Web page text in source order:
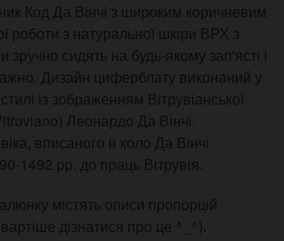
Код Да Вінчі з широким коричневим
роботи з натуральної шкіри ВРХ з
зручно сидять на будь-якому зап'ясті і
Дизайн циферблату виконаний у
із зображенням Вітрувіанської
Леонардо Да Вінчі.
вписаного в коло Да Вінчі
1492 рр. до праць Вітрувія.
містять описи пропорцій
дізнатися про це ^_^).